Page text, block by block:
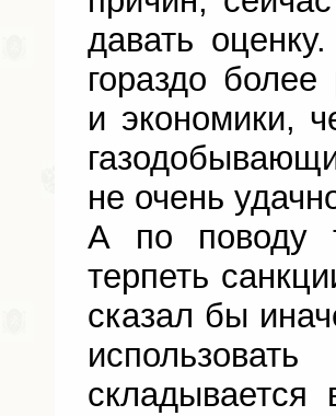
давать
гораздо
и экономики,
не очень
А по поводу
терпеть
сказал бы